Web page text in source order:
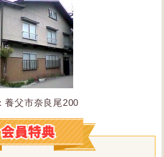
養父市奈良尾200